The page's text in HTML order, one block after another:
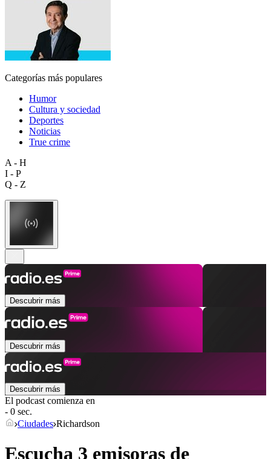
Categorías más populares
Humor
Cultura y sociedad
Deportes
Noticias
True crime
A - H
I - P
Q - Z
Descubrir más
Descubrir más
Descubrir más
El podcast comienza en
- 0 sec.
Ciudades Richardson
Escucha 3 emisoras de